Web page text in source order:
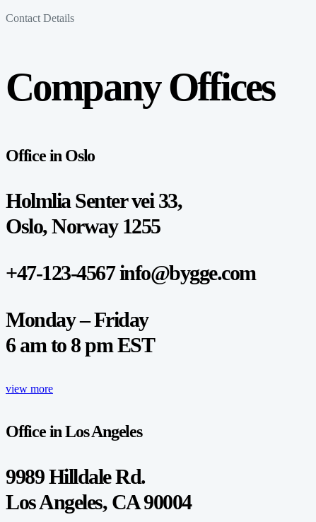
Contact Details
Company Offices
Office in Oslo
Holmlia Senter vei 33,
Oslo, Norway 1255
+47-123-4567 info@bygge.com
Monday – Friday
6 am to 8 pm EST
view more
Office in Los Angeles
9989 Hilldale Rd.
Los Angeles, CA 90004